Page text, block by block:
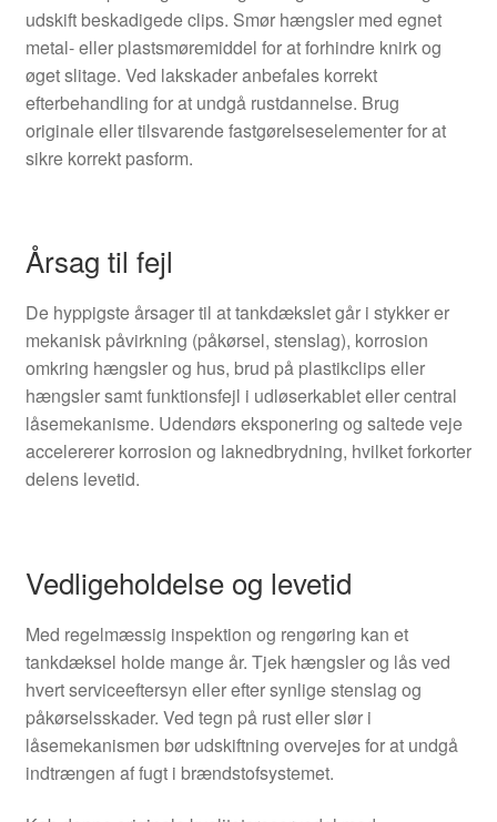
udskift beskadigede clips. Smør hængsler med egnet
metal- eller plastsmøremiddel for at forhindre knirk og
øget slitage. Ved lakskader anbefales korrekt
efterbehandling for at undgå rustdannelse. Brug
originale eller tilsvarende fastgørelseselementer for at
sikre korrekt pasform.
Årsag til fejl
De hyppigste årsager til at tankdækslet går i stykker er
mekanisk påvirkning (påkørsel, stenslag), korrosion
omkring hængsler og hus, brud på plastikclips eller
hængsler samt funktionsfejl i udløserkablet eller central
låsemekanisme. Udendørs eksponering og saltede veje
accelererer korrosion og laknedbrydning, hvilket forkorter
delens levetid.
Vedligeholdelse og levetid
Med regelmæssig inspektion og rengøring kan et
tankdæksel holde mange år. Tjek hængsler og lås ved
hvert serviceeftersyn eller efter synlige stenslag og
påkørselsskader. Ved tegn på rust eller slør i
låsemekanismen bør udskiftning overvejes for at undgå
indtrængen af fugt i brændstofsystemet.